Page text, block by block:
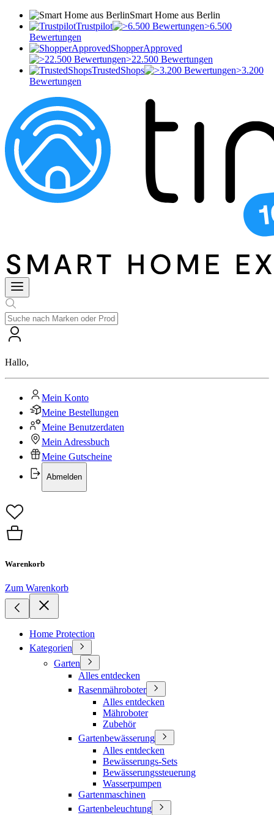
Smart Home aus Berlin
Trustpilot
>6.500
Bewertungen
ShopperApproved
>22.500 Bewertungen
TrustedShops
>3.200
Bewertungen
Hallo,
Mein Konto
Meine Bestellungen
Meine Benutzerdaten
Mein Adressbuch
Meine Gutscheine
Abmelden
Warenkorb
Zum Warenkorb
Home Protection
Kategorien
Garten
Alles entdecken
Rasenmähroboter
Alles entdecken
Mähroboter
Zubehör
Gartenbewässerung
Alles entdecken
Bewässerungs-Sets
Bewässerungssteuerung
Wasserpumpen
Gartenmaschinen
Gartenbeleuchtung